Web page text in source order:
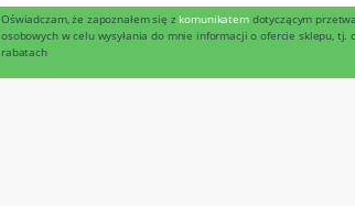
Oświadczam, że zapoznałem się z komunikatemdotyczącym
osobowych w celu wysyłania do mnie informacji o ofercie sklepu, tj.
rabatach